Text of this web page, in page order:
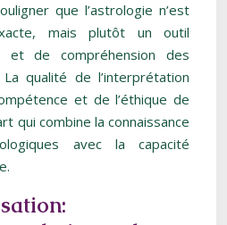
que l’astrologie n’est
mais plutôt un outil
et de compréhension des
qualité de l’interprétation
et de l’éthique de
qui combine la connaissance
avec la capacité